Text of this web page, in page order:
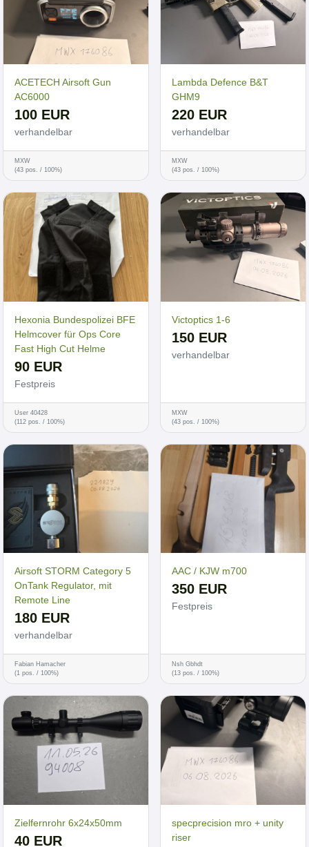
ACETECH Airsoft Gun
AC6000
100 EUR
verhandelbar
MXW
(43 pos. / 100%)
Lambda Defence B&T
GHM9
220 EUR
verhandelbar
MXW
(43 pos. / 100%)
Hexonia Bundespolizei BFE
Helmcover für Ops Core
Fast High Cut Helme
90 EUR
Festpreis
User 40428
(112 pos. / 100%)
Victoptics 1-6
150 EUR
verhandelbar
MXW
(43 pos. / 100%)
Airsoft STORM Category 5
OnTank Regulator, mit
Remote Line
180 EUR
verhandelbar
Fabian Hamacher
(1 pos. / 100%)
AAC / KJW m700
350 EUR
Festpreis
Nsh Gbhdt
(13 pos. / 100%)
Zielfernrohr 6x24x50mm
40 EUR
specprecision mro + unity
riser